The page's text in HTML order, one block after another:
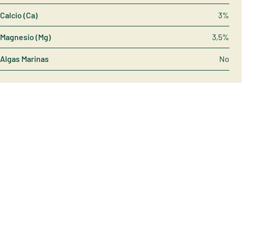
Calcio (Ca) 3%
Magnesio (Mg) 3,5%
Algas Marinas No